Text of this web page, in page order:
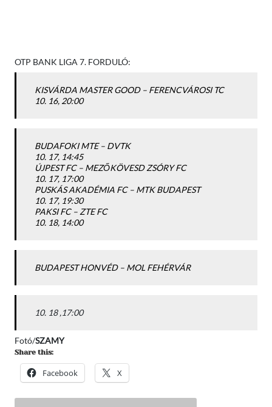
OTP BANK LIGA 7. FORDULÓ:
KISVÁRDA MASTER GOOD – FERENCVÁROSI TC
10. 16, 20:00
BUDAFOKI MTE – DVTK
10. 17, 14:45
ÚJPEST FC – MEZŐKÖVESD ZSÓRY FC
10. 17, 17:00
PUSKÁS AKADÉMIA FC – MTK BUDAPEST
10. 17, 19:30
PAKSI FC – ZTE FC
10. 18, 14:00
BUDAPEST HONVÉD – MOL FEHÉRVÁR
10. 18 ,17:00
Fotó/SZAMY
Share this:
Facebook X